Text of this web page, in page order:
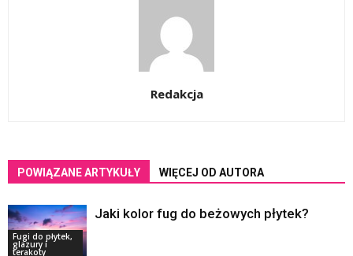
Redakcja
POWIĄZANE ARTYKUŁY WIĘCEJ OD AUTORA
Fugi do płytek,
glazury i
terakoty
Jaki kolor fug do beżowych płytek?